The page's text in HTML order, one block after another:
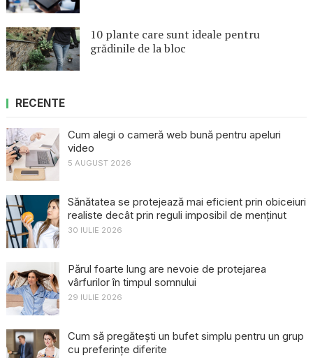
10 plante care sunt ideale pentru
grădinile de la bloc
RECENTE
Cum alegi o cameră web bună pentru apeluri
video
5 AUGUST 2026
Sănătatea se protejează mai eficient prin obiceiuri
realiste decât prin reguli imposibil de menținut
30 IULIE 2026
Părul foarte lung are nevoie de protejarea
vârfurilor în timpul somnului
29 IULIE 2026
Cum să pregătești un bufet simplu pentru un grup
cu preferințe diferite